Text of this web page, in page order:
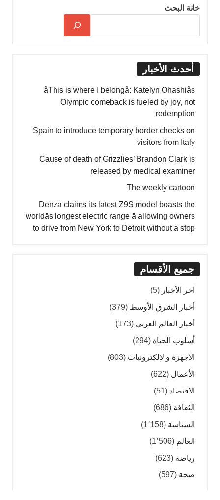
خانة البحث
أحدث الأخبار
âThis is where I belongâ: Katelyn Ohashiâs
Olympic comeback is fueled by joy, not
redemption
Spain to introduce temporary border checks on
visitors from Italy
Cause of death of Grizzlies’ Brandon Clark is
released by medical examiner
The weekly cartoon
Denza claims its latest Z9S model boasts the
worldâs longest electric range â allowing owners
to drive from New York to Detroit without a stop
جميع الأقسام
آخر الأخبار (5)
أخبار الشرق الأوسط (379)
أخبار العالم العربي (173)
أسلوب الحياة (294)
الأجهزة والإلكترونيات (803)
الأعمال (622)
الاقتصاد (51)
الثقافة (686)
السياسة (1٬158)
العالم (1٬506)
رياضة (623)
صحة (597)